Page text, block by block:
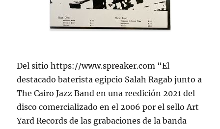
Del sitio https://www.spreaker.com “El
destacado baterista egipcio Salah Ragab junto a
The Cairo Jazz Band en una reedición 2021 del
disco comercializado en el 2006 por el sello Art
Yard Records de las grabaciones de la banda